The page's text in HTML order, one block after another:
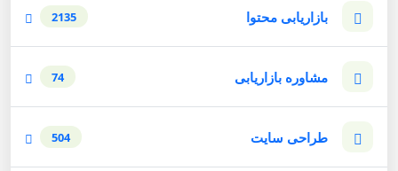
بازاریابی محتوا 2135
مشاوره بازاریابی 74
طراحی سایت 504